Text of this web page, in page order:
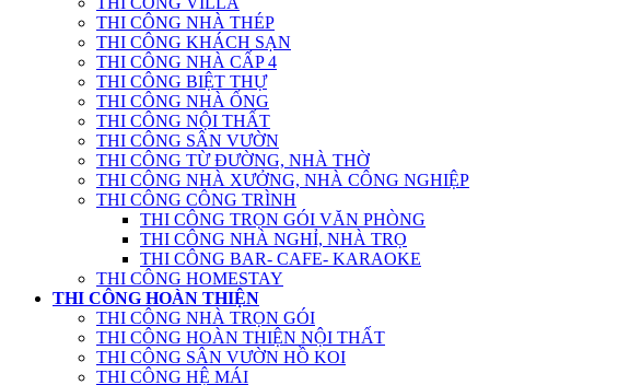
THI CÔNG NHÀ THÉP
THI CÔNG KHÁCH SẠN
THI CÔNG NHÀ CẤP 4
THI CÔNG BIỆT THỰ
THI CÔNG NHÀ ỐNG
THI CÔNG NỘI THẤT
THI CÔNG SÂN VƯỜN
THI CÔNG TỪ ĐƯỜNG, NHÀ THỜ
THI CÔNG NHÀ XƯỞNG, NHÀ CÔNG NGHIỆP
THI CÔNG CÔNG TRÌNH
THI CÔNG TRỌN GÓI VĂN PHÒNG
THI CÔNG NHÀ NGHỈ, NHÀ TRỌ
THI CÔNG BAR- CAFE- KARAOKE
THI CÔNG HOMESTAY
THI CÔNG HOÀN THIỆN
THI CÔNG NHÀ TRỌN GÓI
THI CÔNG HOÀN THIỆN NỘI THẤT
THI CÔNG SÂN VƯỜN HỒ KOI
THI CÔNG HỆ MÁI